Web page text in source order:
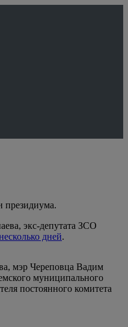
президиума.
экс-депутата ЗСО
дней.
мэр Череповца Вадим
муниципального
постоянного комитета